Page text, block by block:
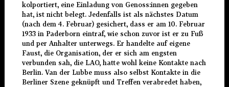
kolportiert, eine Einladung von Genoss:innen gegeben
hat, ist nicht belegt. Jedenfalls ist als nächstes Datum
(nach dem 4. Februar) gesichert, dass er am 10. Februar
1933 in Paderborn eintraf, wie schon zuvor ist er zu Fuß
und per Anhalter unterwegs. Er handelte auf eigene
Faust, die Organisation, der er sich am engsten
verbunden sah, die LAO, hatte wohl keine Kontakte nach
Berlin. Van der Lubbe muss also selbst Kontakte in die
Berliner Szene geknüpft und Treffen verabredet haben,